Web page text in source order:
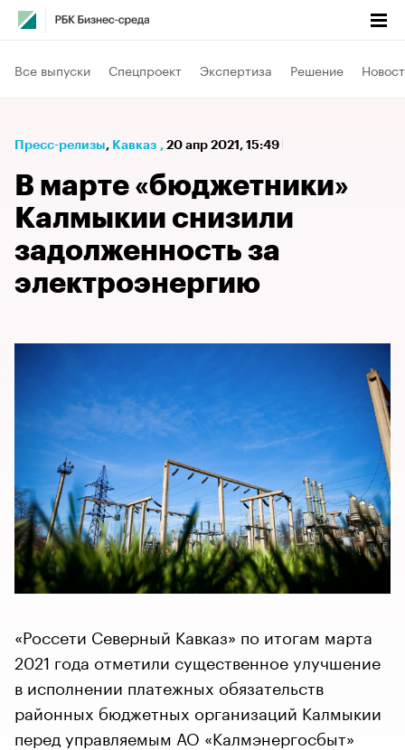
Все выпуски Спецпроект Экспертиза Решение
Пресс-релизы⁠, Кавказ , 20 апр 2021, 15:49
В марте «бюджетники»
Калмыкии снизили
задолженность за
электроэнергию
«Россети Северный Кавказ» по итогам марта
2021 года отметили существенное улучшение
в исполнении платежных обязательств
районных бюджетных организаций Калмыкии
перед управляемым АО «Калмэнергосбыт»